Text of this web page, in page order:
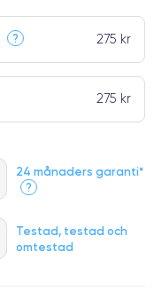
24 månaders garanti*
?
Testad, testad och
omtestad
? 275 kr
275 kr